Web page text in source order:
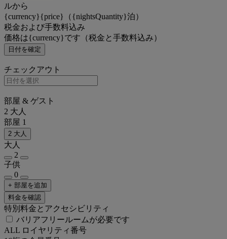
ルから
{currency}{price}（{nightsQuantity}泊）
税金および手数料込み
価格は{currency}です（税金と手数料込み）
日付を確定
チェックアウト
部屋 & ゲスト
2 大人
部屋 1
2 大人
大人
2
子供
0
+ 部屋を追加
料金を確認
特別料金とアクセシビリティ
バリアフリールームが必要です
ALL ロイヤリティ番号